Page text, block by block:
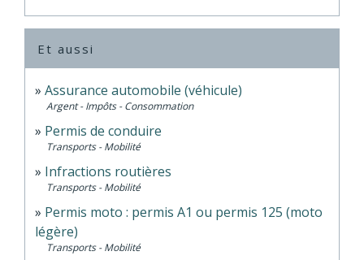
Et aussi
Assurance automobile (véhicule)
Argent - Impôts - Consommation
Permis de conduire
Transports - Mobilité
Infractions routières
Transports - Mobilité
Permis moto : permis A1 ou permis 125 (moto
légère)
Transports - Mobilité